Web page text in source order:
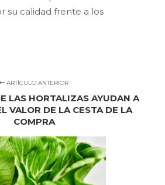
su calidad frente a los
ARTÍCULO ANTERIOR
LAS HORTALIZAS AYUDAN A
VALOR DE LA CESTA DE LA
COMPRA